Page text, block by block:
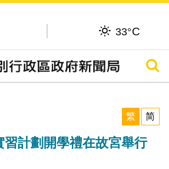
33°C
搜尋
繁
简
習計劃開學禮在故宮舉行